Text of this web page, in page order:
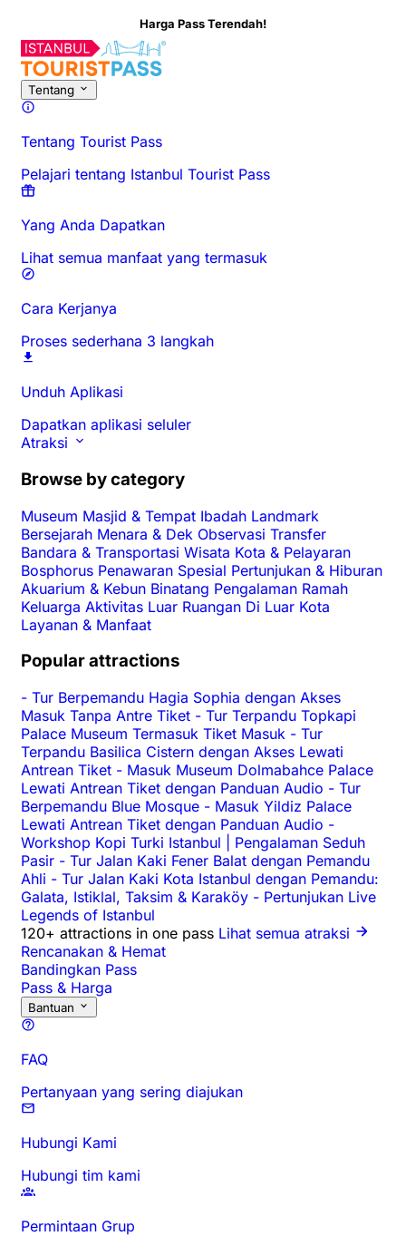
Harga Pass Terendah!
Tentang
Tentang Tourist Pass
Pelajari tentang Istanbul Tourist Pass
Yang Anda Dapatkan
Lihat semua manfaat yang termasuk
Cara Kerjanya
Proses sederhana 3 langkah
Unduh Aplikasi
Dapatkan aplikasi seluler
Atraksi
Browse by category
Museum Masjid & Tempat Ibadah Landmark
Bersejarah Menara & Dek Observasi Transfer
Bandara & Transportasi Wisata Kota & Pelayaran
Bosphorus Penawaran Spesial Pertunjukan & Hiburan
Akuarium & Kebun Binatang Pengalaman Ramah
Keluarga Aktivitas Luar Ruangan Di Luar Kota
Layanan & Manfaat
Popular attractions
- Tur Berpemandu Hagia Sophia dengan Akses
Masuk Tanpa Antre Tiket - Tur Terpandu Topkapi
Palace Museum Termasuk Tiket Masuk - Tur
Terpandu Basilica Cistern dengan Akses Lewati
Antrean Tiket - Masuk Museum Dolmabahce Palace
Lewati Antrean Tiket dengan Panduan Audio - Tur
Berpemandu Blue Mosque - Masuk Yildiz Palace
Lewati Antrean Tiket dengan Panduan Audio -
Workshop Kopi Turki Istanbul | Pengalaman Seduh
Pasir - Tur Jalan Kaki Fener Balat dengan Pemandu
Ahli - Tur Jalan Kaki Kota Istanbul dengan Pemandu:
Galata, Istiklal, Taksim & Karaköy - Pertunjukan Live
Legends of Istanbul
120+ attractions in one pass Lihat semua atraksi
Rencanakan & Hemat
Bandingkan Pass
Pass & Harga
Bantuan
FAQ
Pertanyaan yang sering diajukan
Hubungi Kami
Hubungi tim kami
Permintaan Grup
Tentang Aktivitas Ini Ikhtisar Waktu & Durasi